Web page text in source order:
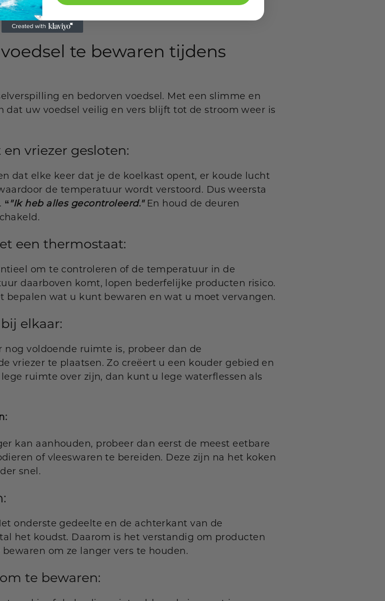
te bewaren tijdens
en bedorven voedsel. Met een slimme en
dat uw voedsel veilig en vers blijft tot de stroom weer is
vriezer gesloten:
dat elke keer dat je de koelkast opent, er koude lucht
de temperatuur wordt verstoord. Dus weersta
“ "Ik heb alles gecontroleerd."En houd de deuren
een thermostaat:
om te controleren of de temperatuur in de
daarboven komt, lopen bederfelijke producten risico.
bepalen wat u kunt bewaren en wat u moet vervangen.
elkaar:
voldoende ruimte is, probeer dan de
vriezer te plaatsen. Zo creëert u een kouder gebied en
ruimte over zijn, dan kunt u lege waterflessen als
kan aanhouden, probeer dan eerst de meest eetbare
of vleeswaren te bereiden. Deze zijn na het koken
snel.
onderste gedeelte en de achterkant van de
het koudst. Daarom is het verstandig om producten
om ze langer vers te houden.
te bewaren: